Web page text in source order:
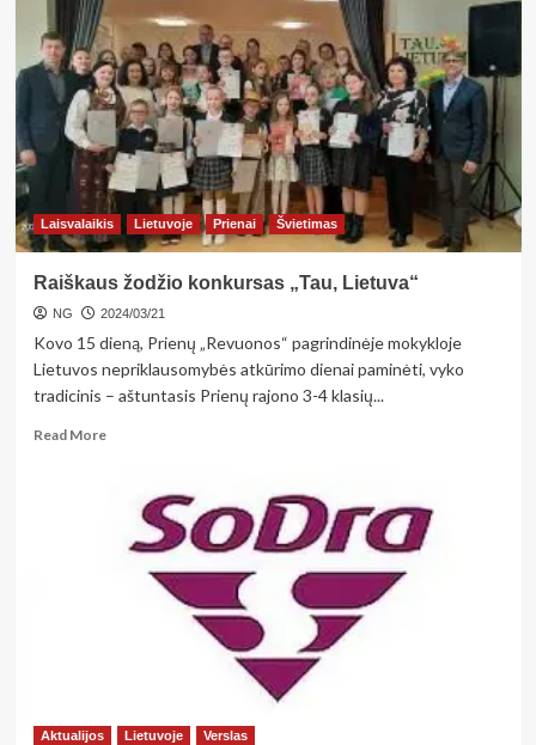
krašto
gyventojų
jubiliejai
Laisvalaikis Lietuvoje Prienai Švietimas
Raiškaus žodžio konkursas „Tau, Lietuva“
NG 2024/03/21
Kovo 15 dieną, Prienų „Revuonos“ pagrindinėje mokykloje
Lietuvos nepriklausomybės atkūrimo dienai paminėti, vyko
tradicinis – aštuntasis Prienų rajono 3-4 klasių...
Read MoreRead
Raiškaus
žodžio
konkursas
Lietuva“
Aktualijos Lietuvoje Verslas